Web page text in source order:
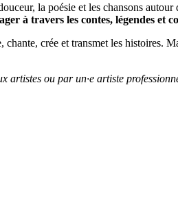
la poésie et les chansons
à travers les contes, légendes et
crée et transmet les histoires.
ou par un·e artiste